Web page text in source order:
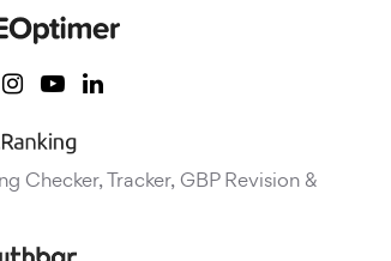
Checker, Tracker, GBP Revision &